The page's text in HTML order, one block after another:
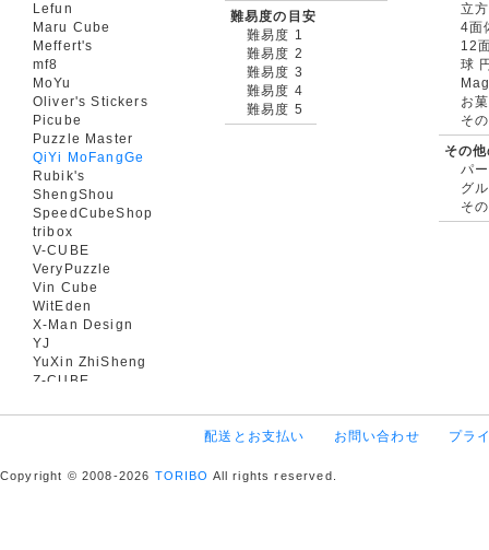
Lefun
Maru Cube
Meffert's
mf8
MoYu
Oliver's Stickers
Picube
Puzzle Master
QiYi MoFangGe
Rubik's
ShengShou
SpeedCubeShop
tribox
V-CUBE
VeryPuzzle
Vin Cube
WitEden
X-Man Design
YJ
YuXin ZhiSheng
Z-CUBE
難易度の目安
難易度 1
難易度 2
難易度 3
難易度 4
難易度 5
立
4面
12
球
お
そ
その
パ
グ
そ
配送とお支払い お問い合わせ プラ
Copyright © 2008-2026 TORIBO All rights reserved.